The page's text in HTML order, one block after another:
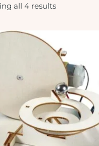
all 4 results